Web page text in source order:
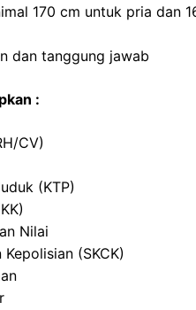
170 cm untuk pria dan
dan tanggung jawab
:
CV)
(KTP)
Nilai
(SKCK)